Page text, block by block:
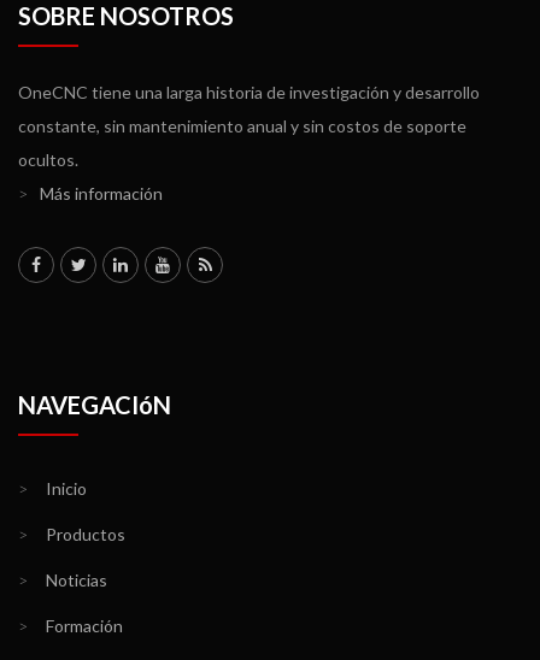
SOBRE NOSOTROS
OneCNC tiene una larga historia de investigación y desarrollo
constante, sin mantenimiento anual y sin costos de soporte
ocultos.
>
Más información
NAVEGACIóN
> Inicio
> Productos
> Noticias
> Formación